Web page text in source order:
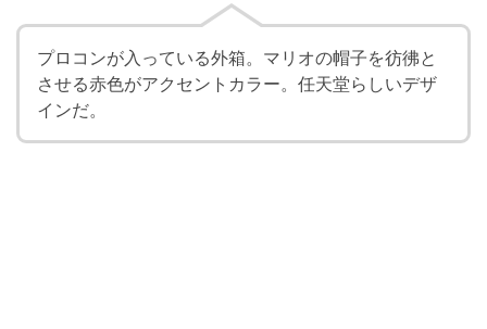
プロコンが入っている外箱。マリオの帽子を彷彿と
させる赤色がアクセントカラー。任天堂らしいデザ
インだ。